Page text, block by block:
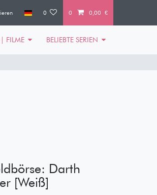
0 0 0,00 €
FILME BELIEBTE SERIEN
Darth
[Weiß]